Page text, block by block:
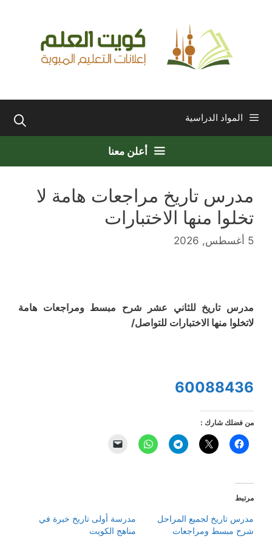
المواد الدراسية
أعلن معنا
مدرس تاريخ مراجعات هامة لا
تخلوا منها الاختبارات
5 أغسطس, 2026
مدرس تاريخ للثاني عشر شرح مبسط ومراجعات هامة
لاتخلوا منها الاختبارات للتواصل/
60088436
من فضلك شارك :
مرتبط
مدرس تاريخ لجميع المراحل
شرح مبسط ومراجعات
مدرسة أولى تاريخ خبرة في
مناهج الكويت